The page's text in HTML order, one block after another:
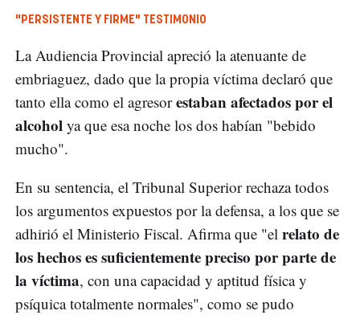
"PERSISTENTE Y FIRME" TESTIMONIO
La Audiencia Provincial apreció la atenuante de
embriaguez, dado que la propia víctima declaró que
tanto ella como el agresorestaban afectados por el
alcohol ya que esa noche los dos habían "bebido
mucho".
En su sentencia, el Tribunal Superior rechaza todos
los argumentos expuestos por la defensa, a los que se
adhirió el Ministerio Fiscal. Afirma que "el relato de
los hechos es suficientemente preciso por parte de
la víctima, con una capacidad y aptitud física y
psíquica totalmente normales", como se pudo